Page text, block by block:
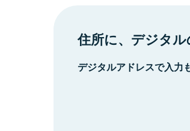
住所に、デジタル
デジタルアドレスで入力